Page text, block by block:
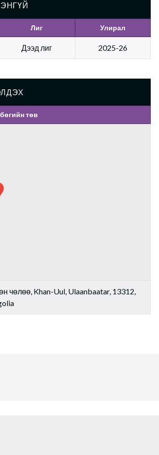
Лиг Улирал
Дээд лиг 2025-26
төв
чөлөө, Khan-Uul, Ulaanbaatar, 13312,